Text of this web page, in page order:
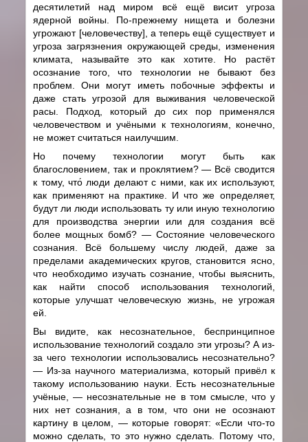
десятилетий над миром всё ещё висит угроза
ядерной войны. По-прежнему нищета и болезни
угрожают [человечеству], а теперь ещё существует и
угроза загрязнения окружающей среды, изменения
климата, называйте это как хотите. Но растёт
осознание того, что технологии не бывают без
проблем. Они могут иметь побочные эффекты и
даже стать угрозой для выживания человеческой
расы. Подход, который до сих пор применялся
человечеством и учёными к технологиям, конечно,
не может считаться наилучшим.
Но почему технологии могут быть как
благословением, так и проклятием?— Всё сводится
к тому, что́ люди делают с ними, как их используют,
как применяют на практике. И что же определяет,
будут ли люди использовать ту или иную технологию
для производства энергии или для создания всё
более мощных бомб? —Состояние человеческого
сознания. Всё большему числу людей, даже за
пределами академических кругов, становится ясно,
что необходимо изучать сознание, чтобы выяснить,
как найти способ использования технологий,
которые улучшат человеческую жизнь, не угрожая
ей.
Вы видите, как несознательное, беспринципное
использование технологий создало эти угрозы? А из-
за чего технологии использовались несознательно?
— Из-за научного материализма, который привёл к
такому использованию науки. Есть несознательные
учёные,— несознательные не в том смысле, что у
них нет сознания, а в том, что они не осознают
картину в целом, —которые говорят: «Если что-то
можно сделать, то это нужно сделать. Потому что,